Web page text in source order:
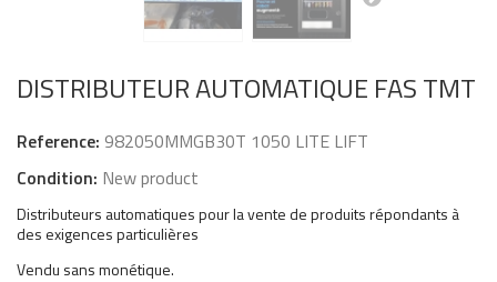
DISTRIBUTEUR AUTOMATIQUE FAS TMT
Reference: 982050MMGB30T 1050 LITE LIFT
Condition: New product
Distributeurs automatiques pour la vente de produits répondants à
des exigences particulières
Vendu sans monétique.